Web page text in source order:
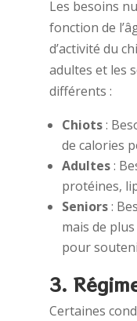
Les besoins
fonction de
d’activité du
adultes et les
différents :
Chiots:
de calories
Adultes:
protéines,
Seniors:
mais de
pour
3.
Certaines